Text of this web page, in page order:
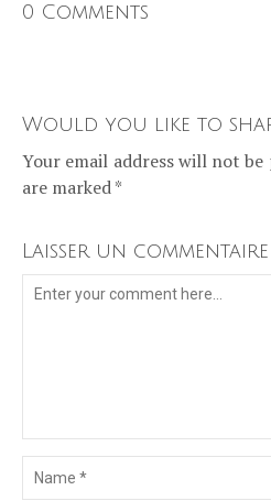
0 Comments
Would you like to
Your email address will not be
are marked *
Laisser un commentaire